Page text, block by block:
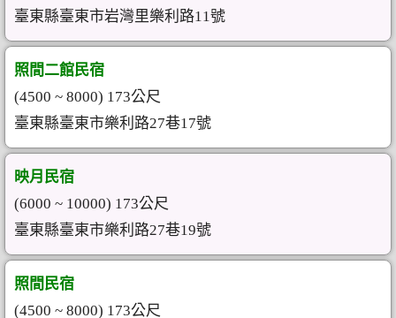
臺東縣臺東市岩灣里樂利路11號
照間二館民宿
(4500 ~ 8000) 173公尺
臺東縣臺東市樂利路27巷17號
映月民宿
(6000 ~ 10000) 173公尺
臺東縣臺東市樂利路27巷19號
照間民宿
(4500 ~ 8000) 173公尺